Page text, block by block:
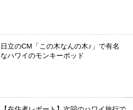
日立のCM「この木なんの木♪」で有名
なハワイのモンキーポッド